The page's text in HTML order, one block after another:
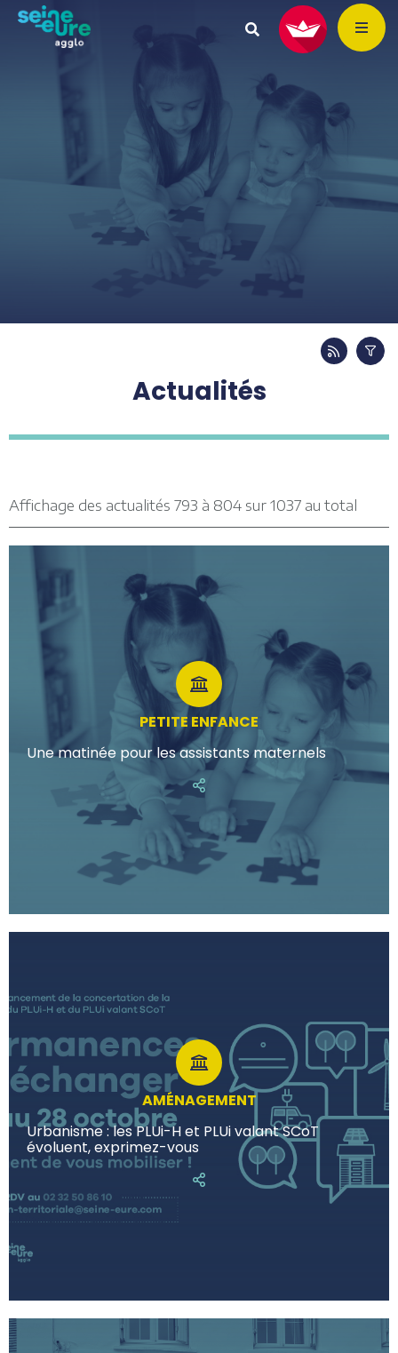
Actualités
Affichage des actualités 793 à 804 sur 1037 au total
PETITE ENFANCE
Une matinée pour les assistants maternels
AMÉNAGEMENT
Urbanisme : les PLUi-H et PLUi valant SCoT
évoluent, exprimez-vous